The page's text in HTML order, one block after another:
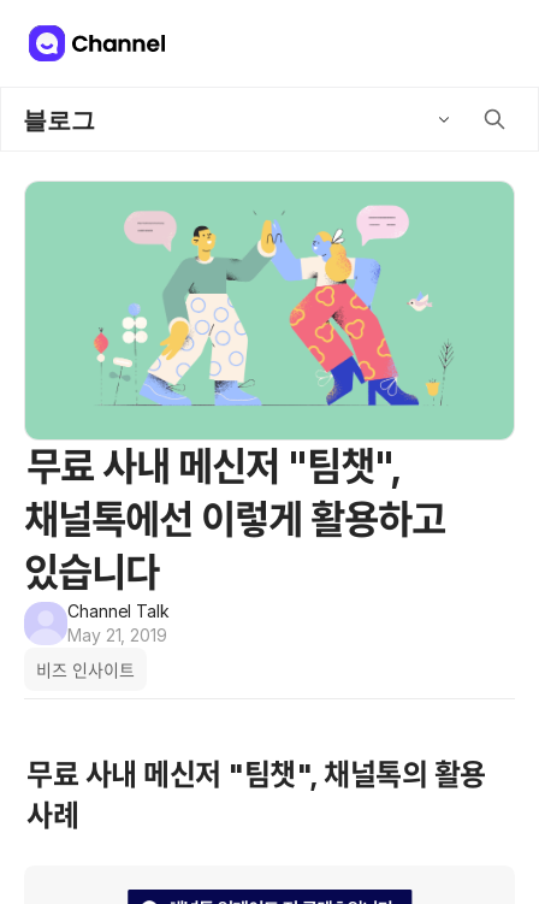
블로그
무료 사내 메신저 "팀챗",
채널톡에선 이렇게 활용하고
있습니다
Channel Talk
May 21, 2019
비즈 인사이트
무료 사내 메신저 "팀챗", 채널톡의 활용
사례